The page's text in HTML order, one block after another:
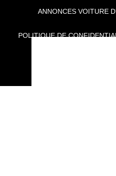
ANNONCES VOITURE
POLITIQUE DE